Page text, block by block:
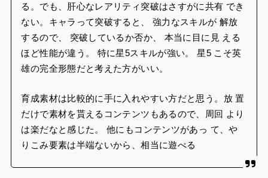
る。でも、肝心なレアリティ突破はさすがに共有 でき
ない。キャラって突破すると、 強力なスキルが 解放
するので、 突破しているか否か、 本当に目に見 える
ほど性能が違う。 特に星5スキルが強い。 星5 こそ英
雄の完全形態だと考えた方がいい。
育成素材は比較的に手に入れやすい方だと思う。放 置
だけで素材を貰えるコンテンツもあるので、周回 より
は楽だなと感じた。 他にもコンテンツがあっ て、や
りこみ要素は半端ないから、相当に遊べる